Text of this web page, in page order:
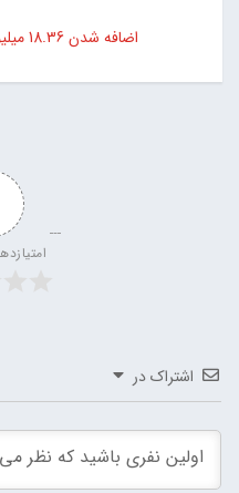
اضافه شدن 18.36 میلیون آدرس جدید به شبکه اتریوم
اشتراک در